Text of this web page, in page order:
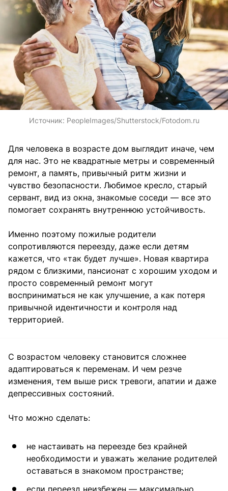
Источник: PeopleImages/Shutterstock/Fotodom.ru
Для человека в возрасте дом выглядит иначе, чем
для нас. Это не квадратные метры и современный
ремонт, а память, привычный ритм жизни и
чувство безопасности. Любимое кресло, старый
сервант, вид из окна, знакомые соседи — все это
помогает сохранять внутреннюю устойчивость.
Именно поэтому пожилые родители
сопротивляются переезду, даже если детям
кажется, что «так будет лучше». Новая квартира
рядом с близкими, пансионат с хорошим уходом и
просто современный ремонт могут
восприниматься не как улучшение, а как потеря
привычной идентичности и контроля над
территорией.
С возрастом человеку становится сложнее
адаптироваться к переменам. И чем резче
изменения, тем выше риск тревоги, апатии и даже
депрессивных состояний.
Что можно сделать:
не настаивать на переезде без крайней
необходимости и уважать желание родителей
оставаться в знакомом пространстве;